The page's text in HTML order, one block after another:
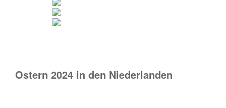
Ostern 2024 in den Niederlanden